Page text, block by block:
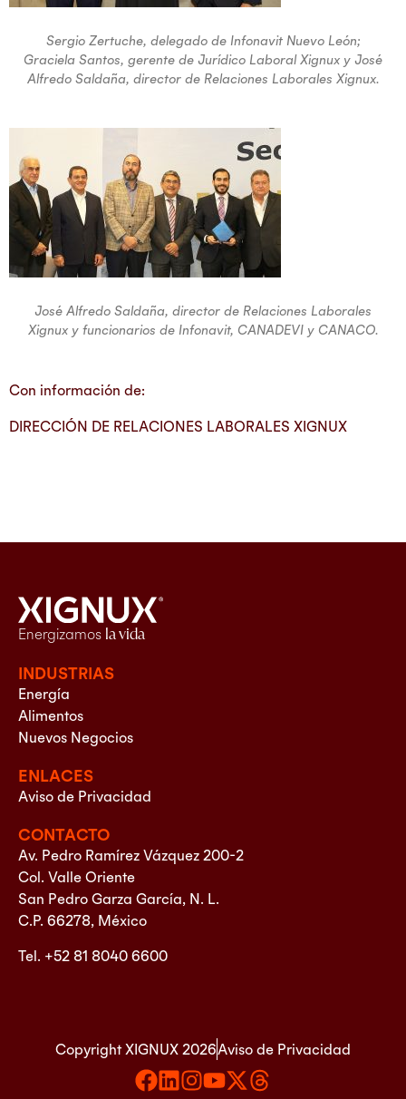
Sergio Zertuche, delegado de Infonavit Nuevo León;
Graciela Santos, gerente de Jurídico Laboral Xignux y José
Alfredo Saldaña, director de Relaciones Laborales Xignux.
José Alfredo Saldaña, director de Relaciones Laborales
Xignux y funcionarios de Infonavit, CANADEVI y CANACO.
Con información de:
DIRECCIÓN DE RELACIONES LABORALES XIGNUX
Energizamos la vida
INDUSTRIAS
Energía
Alimentos
Nuevos Negocios
ENLACES
Aviso de Privacidad
CONTACTO
Av. Pedro Ramírez Vázquez 200-2
Col. Valle Oriente
San Pedro Garza García, N. L.
C.P. 66278, México
Tel. +52 81 8040 6600
Copyright XIGNUX 2026Aviso de Privacidad